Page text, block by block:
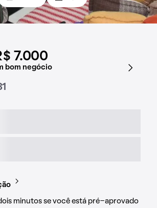
7.000
bom negócio
minutos se você está pré-aprovado